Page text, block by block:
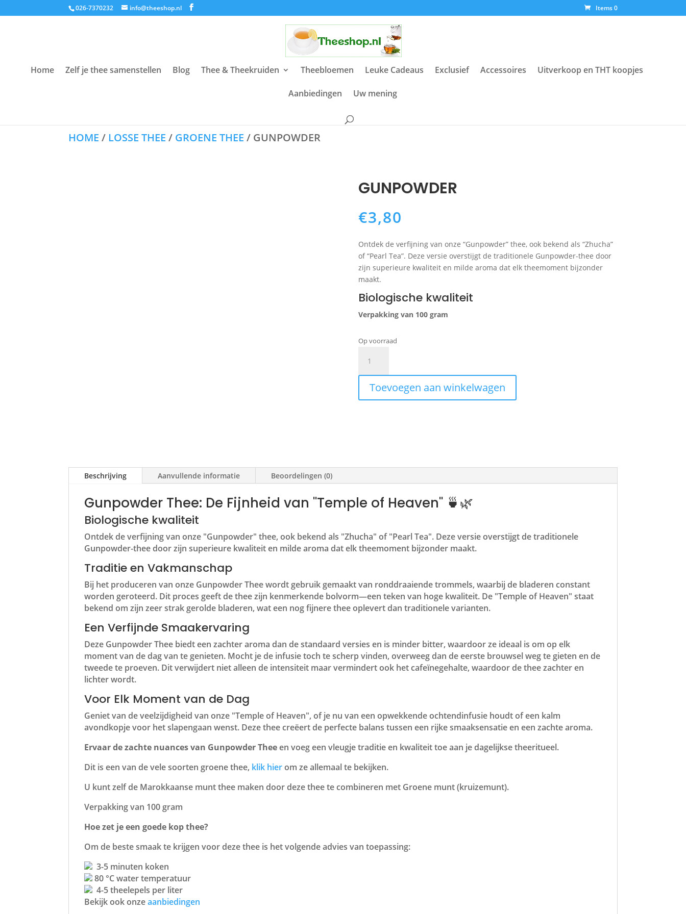
026-7370232 info@theeshop.nl Items 0
Home Zelf je thee samenstellen Blog Thee & Theekruiden Theebloemen Leuke Cadeaus Exclusief Accessoires Uitverkoop en THT koopjes
Aanbiedingen Uw mening
HOME / LOSSE THEE / GROENE THEE / GUNPOWDER
GUNPOWDER
€3,80
Ontdek de verfijning van onze “Gunpowder” thee, ook bekend als “Zhucha”
of “Pearl Tea”. Deze versie overstijgt de traditionele Gunpowder-thee door
zijn superieure kwaliteit en milde aroma dat elk theemoment bijzonder
maakt.
Biologische kwaliteit
Verpakking van 100 gram
Op voorraad
aantal
Toevoegen aan winkelwagen
Beschrijving Aanvullende informatie Beoordelingen (0)
Gunpowder Thee: De Fijnheid van "Temple of Heaven" 🍵🌿
Biologische kwaliteit
Ontdek de verfijning van onze "Gunpowder" thee, ook bekend als "Zhucha" of "Pearl Tea". Deze versie overstijgt de traditionele
Gunpowder-thee door zijn superieure kwaliteit en milde aroma dat elk theemoment bijzonder maakt.
Traditie en Vakmanschap
Bij het produceren van onze Gunpowder Thee wordt gebruik gemaakt van ronddraaiende trommels, waarbij de bladeren constant
worden geroteerd. Dit proces geeft de thee zijn kenmerkende bolvorm—een teken van hoge kwaliteit. De "Temple of Heaven" staat
bekend om zijn zeer strak gerolde bladeren, wat een nog fijnere thee oplevert dan traditionele varianten.
Een Verfijnde Smaakervaring
Deze Gunpowder Thee biedt een zachter aroma dan de standaard versies en is minder bitter, waardoor ze ideaal is om op elk
moment van de dag van te genieten. Mocht je de infusie toch te scherp vinden, overweeg dan de eerste brouwsel weg te gieten en de
tweede te proeven. Dit verwijdert niet alleen de intensiteit maar vermindert ook het cafeïnegehalte, waardoor de thee zachter en
lichter wordt.
Voor Elk Moment van de Dag
Geniet van de veelzijdigheid van onze "Temple of Heaven", of je nu van een opwekkende ochtendinfusie houdt of een kalm
avondkopje voor het slapengaan wenst. Deze thee creëert de perfecte balans tussen een rijke smaaksensatie en een zachte aroma.
Ervaar de zachte nuances van Gunpowder Theeen voeg een vleugje traditie en kwaliteit toe aan je dagelijkse theeritueel.
Dit is een van de vele soorten groene thee, klik hierom ze allemaal te bekijken.
U kunt zelf de Marokkaanse munt thee maken door deze thee te combineren met Groene munt (kruizemunt).
Verpakking van 100 gram
Hoe zet je een goede kop thee?
Om de beste smaak te krijgen voor deze thee is het volgende advies van toepassing:
3-5 minuten koken
80 °C water temperatuur
4-5 theelepels per liter
Bekijk ook onzeaanbiedingen